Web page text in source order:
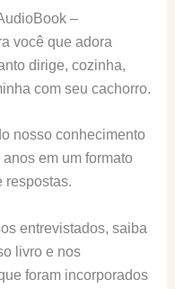
–
você que adora
dirige, cozinha,
com seu cachorro.
nosso conhecimento
em um formato
respostas.
entrevistados, saiba
livro e nos
foram incorporados